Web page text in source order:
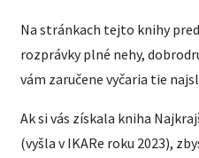
Na stránkach tejto knihy
rozprávky plné nehy,
vám zaručene vyčaria tie
Ak si vás získala kniha
(vyšla v IKARe roku 2023),